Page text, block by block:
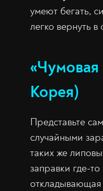
умеют бегать,
легко вернуть
Корея)
Представьте
случайными
таких же
заправки где-